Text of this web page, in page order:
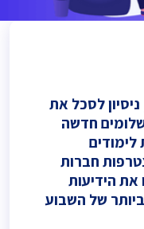
לסכל את
חדשה
חברות
את הידיעות
של השבוע